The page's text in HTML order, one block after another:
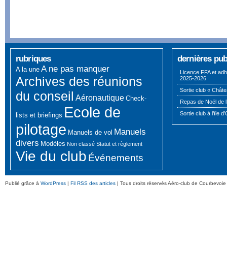
rubriques
A la une A ne pas manquer
Archives des réunions
du conseil Aéronautique Check-
lists et briefings Ecole de
pilotage Manuels de vol Manuels
divers Modèles Non classé Statut et règlement
Vie du club Événements
dernières
Licence FFA et
2025-2026
Sortie club «
Repas de Noël de
Sortie club à l’île
Publié grâce à WordPress | Fil RSS des articles | Tous droits réservés Aéro-club de Courbevoie